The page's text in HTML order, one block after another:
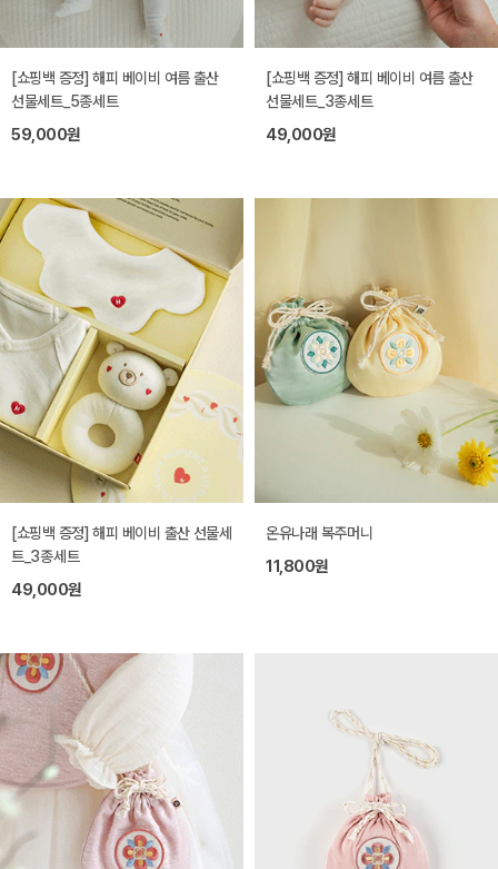
[쇼핑백 증정] 해피 베이비 여름 출산
선물세트_5종세트
59,000원
[쇼핑백 증정] 해피 베이비 여름 출산
선물세트_3종세트
49,000원
[쇼핑백 증정] 해피 베이비 출산 선물세
트_3종세트
49,000원
온유나래 복주머니
11,800원